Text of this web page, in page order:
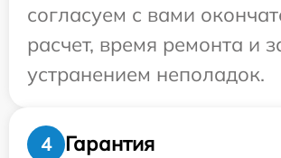
согласуем с вами
расчет, время ремонта и
устранением неполадок.
4
Гарантия